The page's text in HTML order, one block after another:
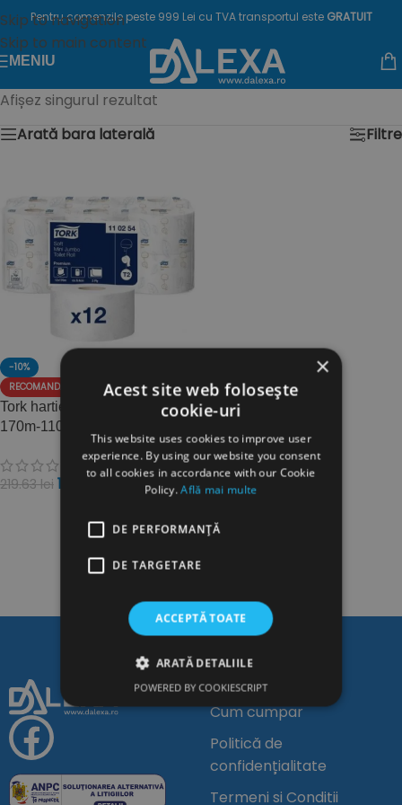
Skip to navigation
Skip to main content
Pentru comenzile peste 999 Lei cu TVA transportul este GRATUIT
MENIU
Afișez singurul rezultat
Arată bara laterală
Filtre
-10%
RECOMANDAT
Tork hartie igienica premium
170m-110254
219.63lei 198.00lei TVA inclus
Linkuri Utile
Cum cumpar
Politică de
confidențialitate
Termeni si Conditii
×
Acest site web folosește
cookie-uri
This website uses cookies to improve user
experience. By using our website you consent
to all cookies in accordance with our Cookie
Policy.Află mai multe
DE PERFORMANȚĂ
DE TARGETARE
ACCEPTĂ TOATE
ARATĂ DETALIILE
POWERED BY COOKIESCRIPT